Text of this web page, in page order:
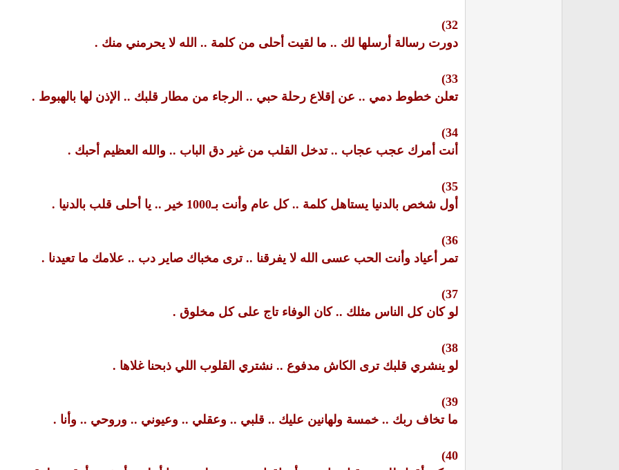
32)
دورت رسالة أرسلها لك .. ما لقيت أحلى من كلمة .. الله لا يحرمني منك .
33)
تعلن خطوط دمي .. عن إقلاع رحلة حبي .. الرجاء من مطار قلبك .. الإذن لها بالهبوط .
34)
أنت أمرك عجب عجاب .. تدخل القلب من غير دق الباب .. والله العظيم أحبك .
35)
أول شخص بالدنيا يستاهل كلمة .. كل عام وأنت بـ1000 خير .. يا أحلى قلب بالدنيا .
36)
تمر أعياد وأنت الحب عسى الله لا يفرقنا .. ترى مخباك صاير دب .. علامك ما تعيدنا .
37)
لو كان كل الناس مثلك .. كان الوفاء تاج على كل مخلوق .
38)
لو ينشري قلبك ترى الكاش مدفوع .. نشتري القلوب اللي ذبحنا غلاها .
39)
ما تخاف ربك .. خمسة ولهانين عليك .. قلبي .. وعقلي .. وعيوني .. وروحي .. وأنا .
40)